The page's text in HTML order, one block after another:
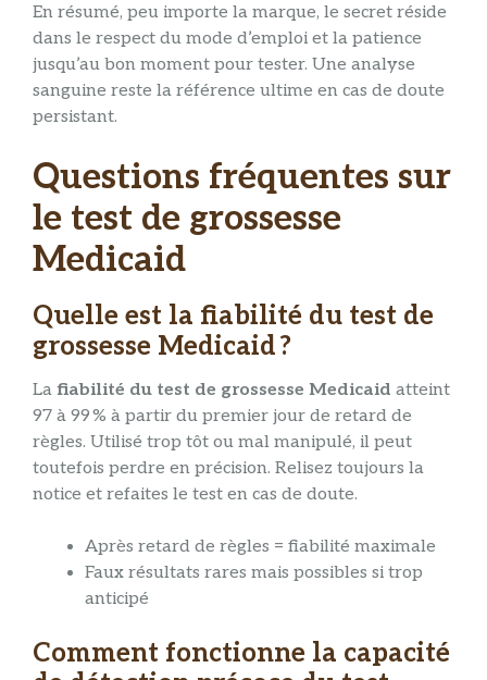
En résumé, peu importe la marque, le secret réside
dans le respect du mode d’emploi et la patience
jusqu’au bon moment pour tester. Une analyse
sanguine reste la référence ultime en cas de doute
persistant.
Questions fréquentes sur
le test de grossesse
Medicaid
Quelle est la fiabilité du test de
grossesse Medicaid ?
La fiabilité du test de grossesse Medicaid atteint
97 à 99 % à partir du premier jour de retard de
règles. Utilisé trop tôt ou mal manipulé, il peut
toutefois perdre en précision. Relisez toujours la
notice et refaites le test en cas de doute.
Après retard de règles = fiabilité maximale
Faux résultats rares mais possibles si trop
anticipé
Comment fonctionne la capacité